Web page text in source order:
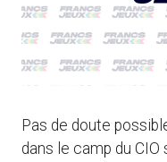
Pas de doute
dans le camp du CIO